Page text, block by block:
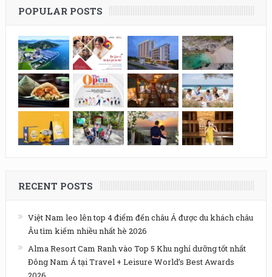
POPULAR POSTS
RECENT POSTS
Việt Nam leo lên top 4 điểm đến châu Á được du khách châu
Âu tìm kiếm nhiều nhất hè 2026
Alma Resort Cam Ranh vào Top 5 Khu nghỉ dưỡng tốt nhất
Đông Nam Á tại Travel + Leisure World’s Best Awards